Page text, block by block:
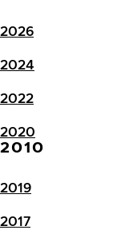
2026
2024
2022
2020
2010
2019
2017